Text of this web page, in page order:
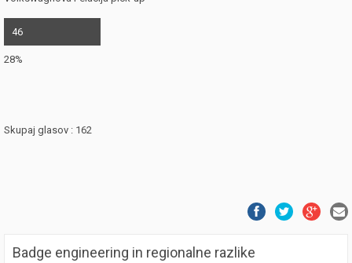
46
28%
Skupaj glasov : 162
Badge engineering in regionalne razlike